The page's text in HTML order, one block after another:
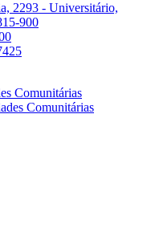
2293 - Universitário,
900